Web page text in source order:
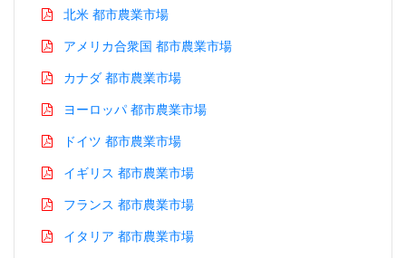
北米 都市農業市場
アメリカ合衆国 都市農業市場
カナダ 都市農業市場
ヨーロッパ 都市農業市場
ドイツ 都市農業市場
イギリス 都市農業市場
フランス 都市農業市場
イタリア 都市農業市場